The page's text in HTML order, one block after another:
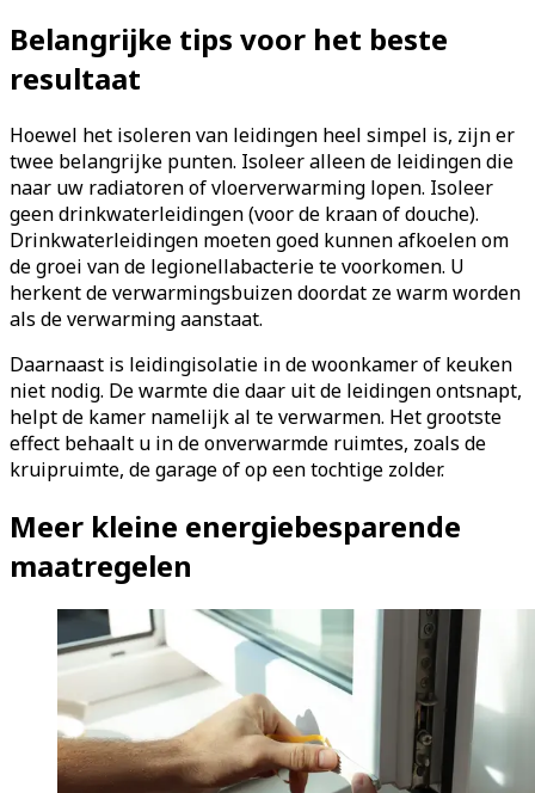
Belangrijke tips voor het beste
resultaat
Hoewel het isoleren van leidingen heel simpel is, zijn er
twee belangrijke punten. Isoleer alleen de leidingen die
naar uw radiatoren of vloerverwarming lopen. Isoleer
geen drinkwaterleidingen (voor de kraan of douche).
Drinkwaterleidingen moeten goed kunnen afkoelen om
de groei van de legionellabacterie te voorkomen. U
herkent de verwarmingsbuizen doordat ze warm worden
als de verwarming aanstaat.
Daarnaast is leidingisolatie in de woonkamer of keuken
niet nodig. De warmte die daar uit de leidingen ontsnapt,
helpt de kamer namelijk al te verwarmen. Het grootste
effect behaalt u in de onverwarmde ruimtes, zoals de
kruipruimte, de garage of op een tochtige zolder.
Meer kleine energiebesparende
maatregelen